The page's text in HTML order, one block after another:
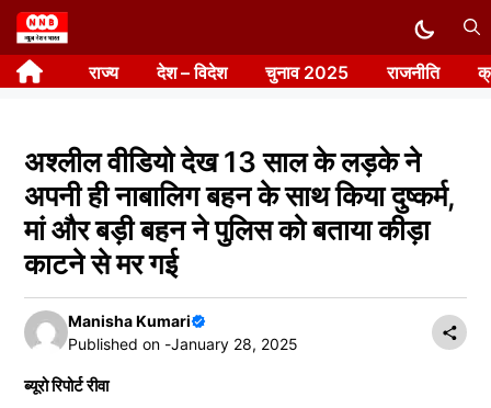
Skip
to
content राज्य देश – विदेश चुनाव 2025 राजनीति
अश्लील वीडियो देख 13 साल के लड़के ने
अपनी ही नाबालिग बहन के साथ किया दुष्कर्म,
मां और बड़ी बहन ने पुलिस को बताया कीड़ा
काटने से मर गई
Manisha Kumari
Published on -January 28, 2025
ब्यूरो रिपोर्ट रीवा